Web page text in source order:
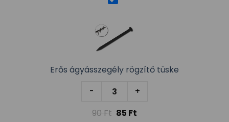
Erős ágyásszegély rögzítő tüske
-
Erős ágyásszegély rögzítő
+
90Ft 85 Ft